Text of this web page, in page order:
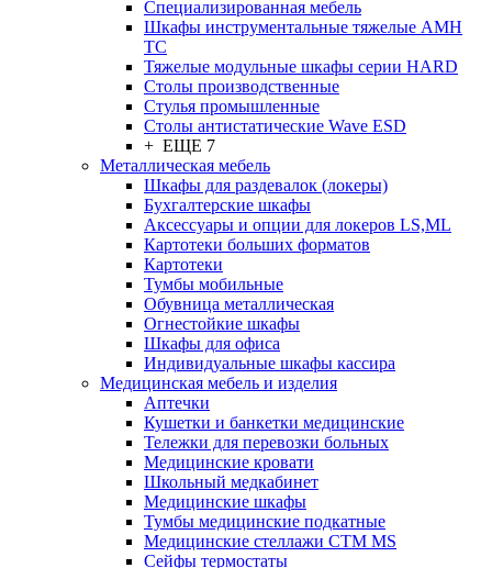
Cпециализированная мебель
Шкафы инструментальные тяжелые AMH
TC
Тяжелые модульные шкафы серии HARD
Столы производственные
Стулья промышленные
Столы антистатические Wave ESD
+ ЕЩЕ 7
Металлическая мебель
Шкафы для раздевалок (локеры)
Бухгалтерские шкафы
Аксессуары и опции для локеров LS,ML
Картотеки больших форматов
Картотеки
Тумбы мобильные
Обувница металлическая
Огнестойкие шкафы
Шкафы для офиса
Индивидуальные шкафы кассира
Медицинская мебель и изделия
Аптечки
Кушетки и банкетки медицинские
Тележки для перевозки больных
Медицинские кровати
Школьный медкабинет
Медицинские шкафы
Тумбы медицинские подкатные
Медицинские стеллажи CTM MS
Сейфы термостаты